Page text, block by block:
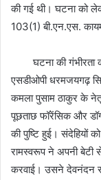
की गई थी। घटना को
103(1) बी.एन.एस.
घटना की गंभीरता
एसडीओपी धरमजयगढ़
कमला पुसाम ठाकुर के
पूछताछ फॉरेंसिक और
की पुष्टि हुई। संदेहियों
रामस्वरूप ने अपनी बेटी
करवाई। उसने देवनंदन